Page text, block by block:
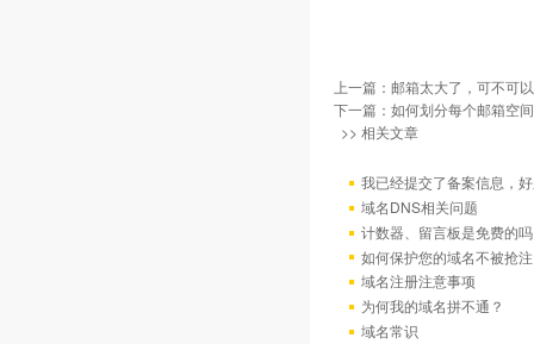
上一篇： 邮箱太大了，可不可
下一篇： 如何划分每个邮箱空
>> 相关文章
我已经提交了备案信息，
域名DNS相关问题
计数器、留言板是免费的
如何保护您的域名不被抢注
域名注册注意事项
为何我的域名拼不通？
域名常识